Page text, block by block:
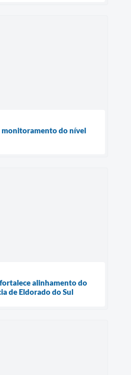
monitoramento do nível
alinhamento do
de Eldorado do Sul